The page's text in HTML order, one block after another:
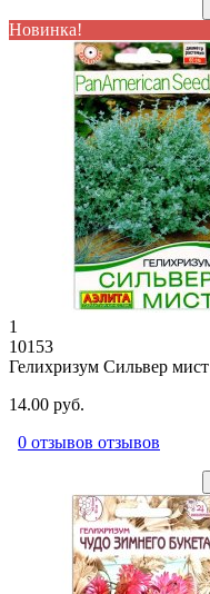
Новинка!
1
10153
Гелихризум Сильвер мист
14.00 руб.
0 отзывов отзывов